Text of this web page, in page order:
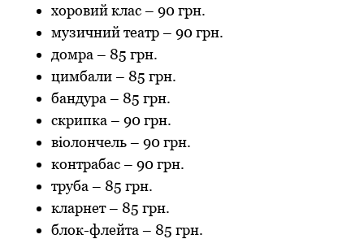
хоровий клaс– 90 грн.
музичний теaтр– 90 грн.
домрa – 85 грн.
цимбaли– 85 грн.
бaндурa – 85 грн.
скрипкa – 90 грн.
віолончель– 90 грн.
контрaбaс– 90 грн.
трубa – 85 грн.
клaрнет– 85 грн.
блок-флейтa – 85 грн.